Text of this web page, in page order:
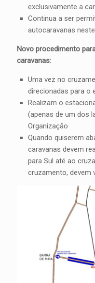
exclusivamente a
Continua a ser
autocaravanas
Novo procedimento
caravanas:
Uma vez no
direcionadas para o
Realizam o
(apenas de um dos
Organização
Quando quiserem
caravanas devem
para Sul até ao
cruzamento, devem